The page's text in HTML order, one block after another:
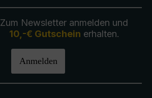
Zum Newsletter anmelden und
10,-€ Gutschein erhalten.
Anmelden